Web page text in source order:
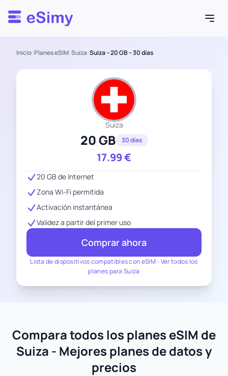
Esimy
Inicio/Planes eSIM/Suiza/Suiza – 20 GB – 30 días
Suiza
20 GB 30 días
17.99€
Lista de dispositivos compatibles con eSIM- Ver todos los
planes para Suiza
20 GB de Internet
Zona Wi-Fi permitida
Activación instantánea
Validez a partir del primer uso
Comprar ahora
Compara todos los planes eSIM de
Suiza - Mejores planes de datos y
precios